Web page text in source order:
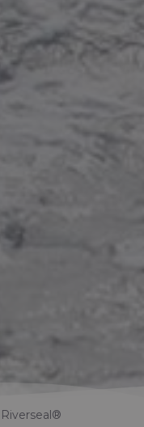
Riverseal®